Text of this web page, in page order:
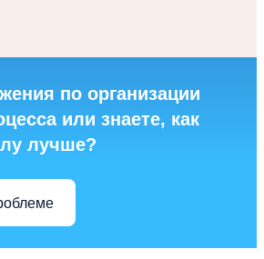
по организации
или знаете, как
лучше?